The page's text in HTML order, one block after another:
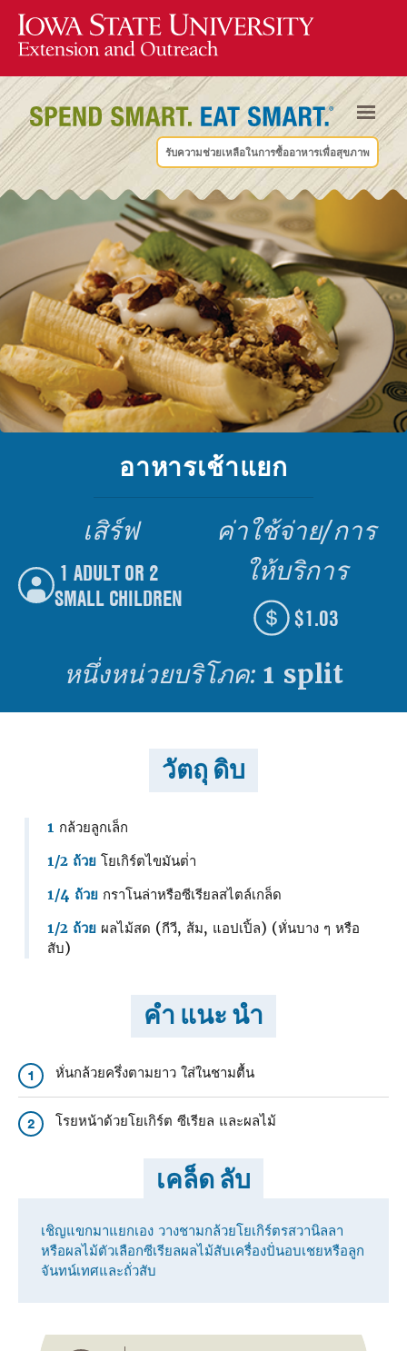
รับความช่วยเหลือในการซื้ออาหารเพื่อสุขภาพ
อาหารเช้าแยก
เสิร์ฟ
1 ADULT OR 2
SMALL CHILDREN
ค่าใช้จ่าย/การ
ให้บริการ
$1.03
หนึ่งหน่วยบริโภค: 1 split
วัตถุ ดิบ
1 กล้วยลูกเล็ก
1/2 ถ้วย โยเกิร์ตไขมันต่ํา
1/4 ถ้วย กราโนล่าหรือซีเรียลสไตล์เกล็ด
1/2 ถ้วย ผลไม้สด (กีวี, ส้ม, แอปเปิ้ล) (หั่นบาง ๆ หรือ
สับ)
คำ แนะ นำ
1 หั่นกล้วยครึ่งตามยาว ใส่ในชามตื้น
2 โรยหน้าด้วยโยเกิร์ต ซีเรียล และผลไม้
เคล็ด ลับ
เชิญแขกมาแยกเอง วางชามกล้วยโยเกิร์ตรสวานิลลา
หรือผลไม้ตัวเลือกซีเรียลผลไม้สับเครื่องปั่นอบเชยหรือลูก
จันทน์เทศและถั่วสับ